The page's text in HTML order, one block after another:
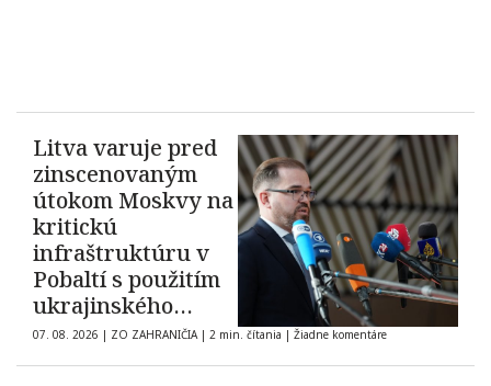
Litva varuje pred
zinscenovaným
útokom Moskvy na
kritickú
infraštruktúru v
Pobaltí s použitím
ukrajinského
dronu
07. 08. 2026 | ZO ZAHRANIČIA | 2 min. čítania | Žiadne komentáre